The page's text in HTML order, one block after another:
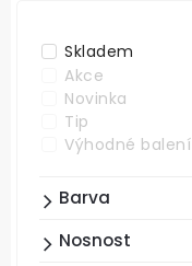
Skladem
Akce
Novinka
Tip
Výhodné balení
Barva
Nosnost